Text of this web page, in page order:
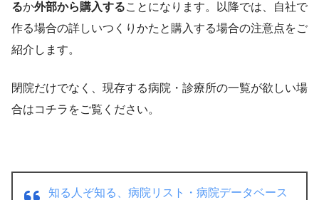
るか外部から購入することになります。以降では、自社で
作る場合の詳しいつくりかたと購入する場合の注意点をご
紹介します。
閉院だけでなく、現存する病院・診療所の一覧が欲しい場
合はコチラをご覧ください。
知る人ぞ知る、病院リスト・病院データベース